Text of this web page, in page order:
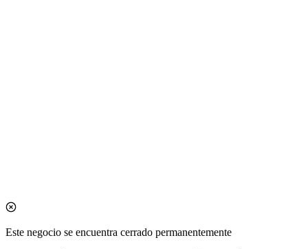
Este negocio se encuentra cerrado permanentemente